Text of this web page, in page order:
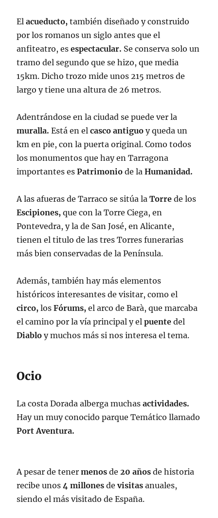
Elacueducto, también diseñado y construido
por los romanos un siglo antes que el
anfiteatro, esespectacular. Se conserva solo un
tramo del segundo que se hizo, que media
15km. Dicho trozo mide unos 215 metros de
largo y tiene una altura de 26 metros.
Adentrándose en la ciudad se puede ver la
muralla. Está en elcasco antiguo y queda un
km en pie, con la puerta original. Como todos
los monumentos que hay en Tarragona
importantes esPatrimonio de laHumanidad.
A las afueras de Tarraco se sitúa laTorre de los
Escipiones, que con la Torre Ciega, en
Pontevedra, y la de San José, en Alicante,
tienen el titulo de las tres Torres funerarias
más bien conservadas de la Península.
Además, también hay más elementos
históricos interesantes de visitar, como el
circo, losFórums, el arco de Barà, que marcaba
el camino por la vía principal y elpuente del
Diablo y muchos más si nos interesa el tema.
Ocio
La costa Dorada alberga muchasactividades.
Hay un muy conocido parque Temático llamado
Port Aventura.
A pesar de tenermenos de20 años de historia
recibe unos4 millones devisitas anuales,
siendo el más visitado de España.